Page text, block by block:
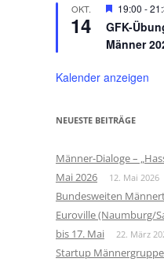
OKT.
14
19:00 -
GFK-
Männer
Kalender anzeigen
NEUESTE BEITRÄGE
Männer-Dialoge –
Mai 2026
12. Mai 2026
Bundesweiten
Euroville (Naumburg/
bis 17. Mai
22. März
Startup